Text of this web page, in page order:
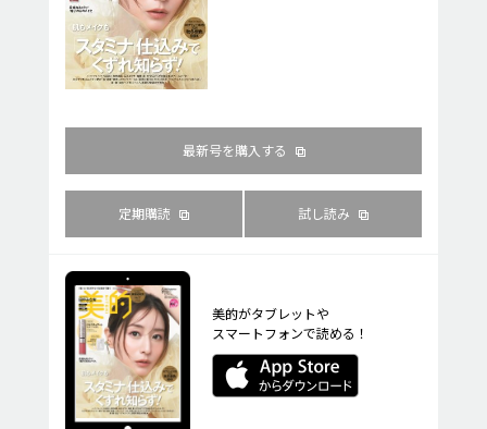
最新号を購入する
定期購読 試し読み
美的がタブレットや
スマートフォンで読める！